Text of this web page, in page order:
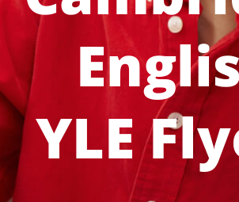
CONTACTO
INICIAR SESIÓN
YLE